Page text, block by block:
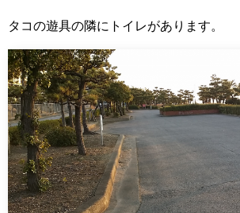
タコの遊具の隣にトイレがあります。